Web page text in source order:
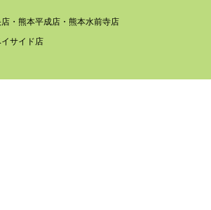
・熊本平成店・熊本水前寺店
サイド店